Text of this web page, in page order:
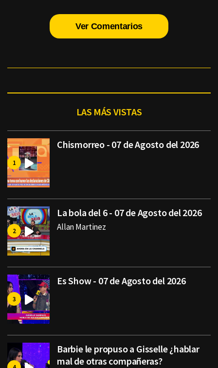
Ver Comentarios
LAS MÁS VISTAS
Chismorreo - 07 de Agosto del 2026
La bola del 6 - 07 de Agosto del 2026
Allan Martinez
Es Show - 07 de Agosto del 2026
Barbie le propuso a Gisselle ¿hablar
mal de otras compañeras?